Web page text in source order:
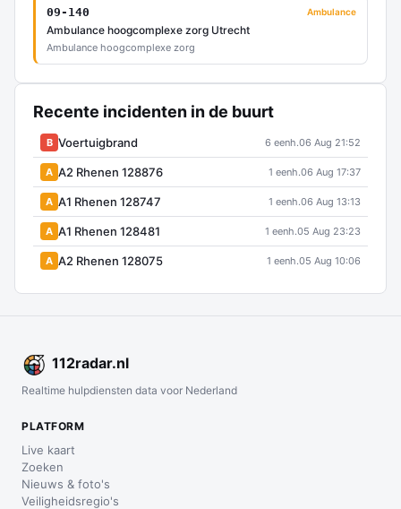
09-140 Ambulance
Ambulance hoogcomplexe zorg Utrecht
Ambulance hoogcomplexe zorg
Recente incidenten in de buurt
B Voertuigbrand 6 eenh.06 Aug 21:52
A A2 Rhenen 128876 1 eenh.06 Aug 17:37
A A1 Rhenen 128747 1 eenh.06 Aug 13:13
A A1 Rhenen 128481 1 eenh.05 Aug 23:23
A A2 Rhenen 128075 1 eenh.05 Aug 10:06
112radar.nl
Realtime hulpdiensten data voor Nederland
PLATFORM
Live kaart
Zoeken
Nieuws & foto's
Veiligheidsregio's